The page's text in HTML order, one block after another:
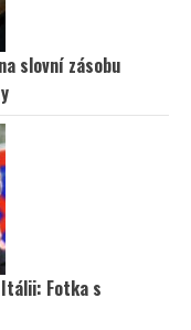
slovní zásobu
Itálii: Fotka s